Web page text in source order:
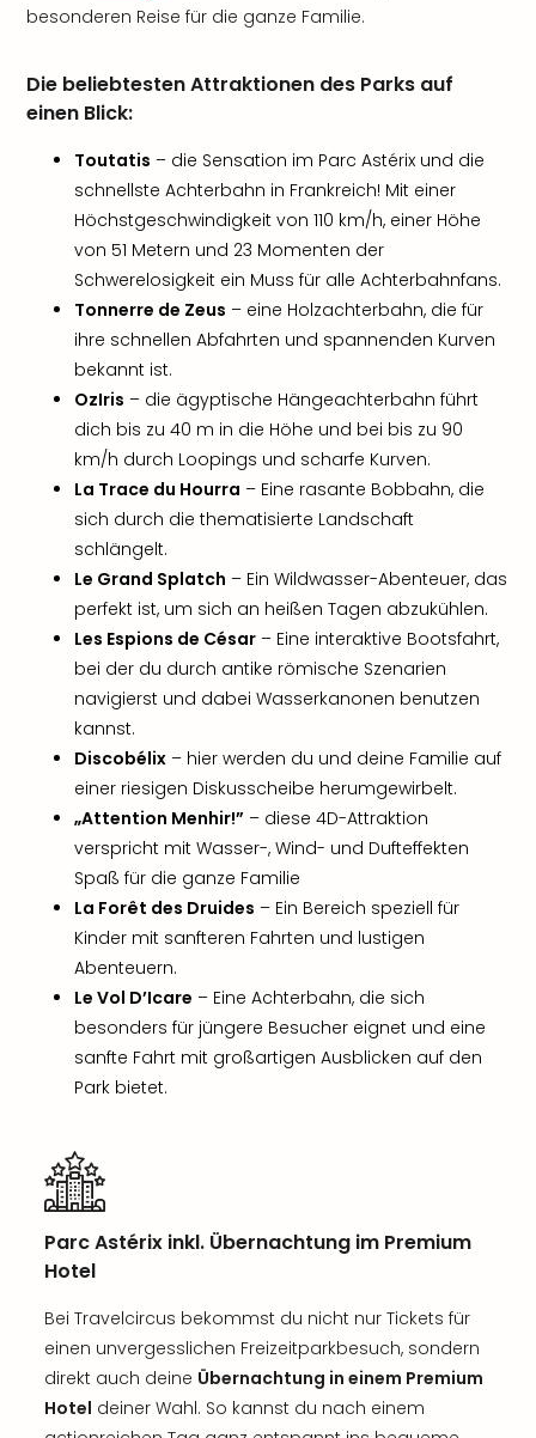
besonderen Reise für die ganze Familie.
Die beliebtesten Attraktionen des Parks auf
einen Blick:
Toutatis – die Sensation im Parc Astérix und die
schnellste Achterbahn in Frankreich! Mit einer
Höchstgeschwindigkeit von 110 km/h, einer Höhe
von 51 Metern und 23 Momenten der
Schwerelosigkeit ein Muss für alle Achterbahnfans.
Tonnerre de Zeus – eine Holzachterbahn, die für
ihre schnellen Abfahrten und spannenden Kurven
bekannt ist.
OzIris – die ägyptische Hängeachterbahn führt
dich bis zu 40 m in die Höhe und bei bis zu 90
km/h durch Loopings und scharfe Kurven.
La Trace du Hourra – Eine rasante Bobbahn, die
sich durch die thematisierte Landschaft
schlängelt.
Le Grand Splatch – Ein Wildwasser-Abenteuer, das
perfekt ist, um sich an heißen Tagen abzukühlen.
Les Espions de César – Eine interaktive Bootsfahrt,
bei der du durch antike römische Szenarien
navigierst und dabei Wasserkanonen benutzen
kannst.
Discobélix – hier werden du und deine Familie auf
einer riesigen Diskusscheibe herumgewirbelt.
„Attention Menhir!” – diese 4D-Attraktion
verspricht mit Wasser-, Wind- und Dufteffekten
Spaß für die ganze Familie
La Forêt des Druides – Ein Bereich speziell für
Kinder mit sanfteren Fahrten und lustigen
Abenteuern.
Le Vol D’Icare – Eine Achterbahn, die sich
besonders für jüngere Besucher eignet und eine
sanfte Fahrt mit großartigen Ausblicken auf den
Park bietet.
Parc Astérix inkl. Übernachtung im Premium
Hotel
Bei Travelcircus bekommst du nicht nur Tickets für
einen unvergesslichen Freizeitparkbesuch, sondern
direkt auch deine Übernachtung in einem Premium
Hotel deiner Wahl. So kannst du nach einem